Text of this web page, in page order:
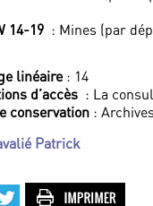
14-19 : Mines (par
linéaire: 14
d’accès : La
conservation :
Patrick